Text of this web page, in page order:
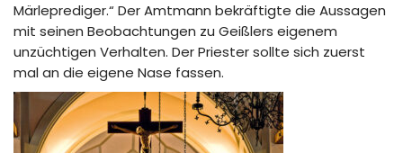
Märleprediger.“ Der Amtmann bekräftigte die Aussagen
mit seinen Beobachtungen zu Geißlers eigenem
unzüchtigen Verhalten. Der Priester sollte sich zuerst
mal an die eigene Nase fassen.